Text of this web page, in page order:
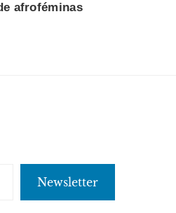
afroféminas
Newsletter